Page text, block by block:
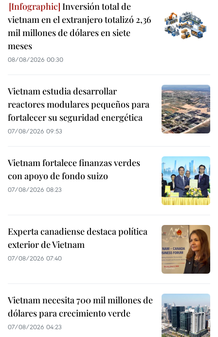
Inversión total de
vietnam en el extranjero totalizó 2,36
mil millones de dólares en siete
meses
08/08/2026 00:30
Vietnam estudia desarrollar
reactores modulares pequeños para
fortalecer su seguridad energética
07/08/2026 09:53
Vietnam fortalece finanzas verdes
con apoyo de fondo suizo
07/08/2026 08:23
Experta canadiense destaca política
exterior de Vietnam
07/08/2026 07:40
Vietnam necesita 700 mil millones de
dólares para crecimiento verde
07/08/2026 04:23